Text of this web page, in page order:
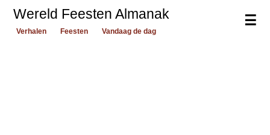
☰
Wereld Feesten Almanak
Verhalen Feesten Vandaag de dag